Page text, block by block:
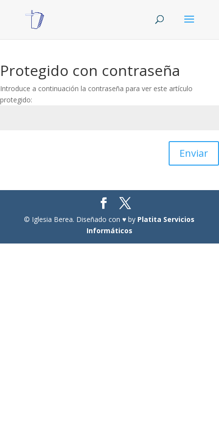
Protegido con contraseña
Introduce a continuación la contraseña para ver este artículo
protegido:
Enviar
© Iglesia Berea. Diseñado con ♥ by Platita Servicios
Informáticos